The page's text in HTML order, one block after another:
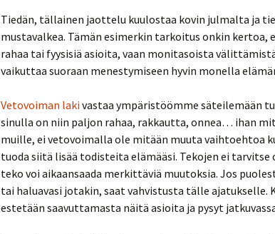
Tiedän, tällainen jaottelu kuulostaa kovin julmalta ja
mustavalkea. Tämän esimerkin tarkoitus onkin
rahaa tai fyysisiä asioita, vaan monitasoista
vaikuttaa suoraan menestymiseen hyvin monella
Vetovoiman lakivastaa ympäristöömme säteilemään
sinulla on niin paljon rahaa, rakkautta, onnea… ihan
muille, ei vetovoimalla ole mitään muuta vaihtoehtoa
tuoda siitä lisää todisteita elämääsi. Tekojen ei tarvitse
teko voi aikaansaada merkittäviä muutoksia. Jos
tai haluavasi jotakin, saat vahvistusta tälle ajatukselle.
estetään saavuttamasta näitä asioita ja pysyt